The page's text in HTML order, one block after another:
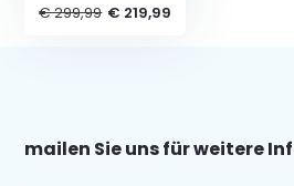
€ 299,99 € 219,99
mailen Sie uns für weitere